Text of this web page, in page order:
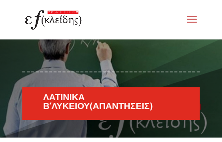
ΛΑΤΙΝΙΚΆ
Β’ΛΥΚΕΊΟΥ(ΑΠΑΝΤΉΣΕΙΣ)